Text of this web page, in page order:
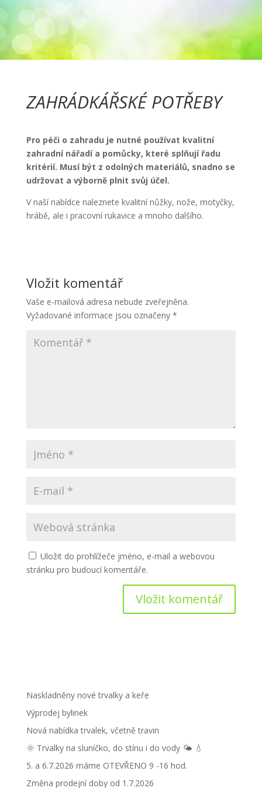
ZAHRÁDKÁŘSKÉ POTŘEBY
Pro péči o zahradu je nutné používat kvalitní
zahradní nářadí a pomůcky, které splňují řadu
kritérií. Musí být z odolných materiálů, snadno se
udržovat a výborně plnit svůj účel.
V naší nabídce naleznete kvalitní nůžky, nože, motyčky,
hrábě, ale i pracovní rukavice a mnoho dalšího.
Vložit komentář
Vaše e-mailová adresa nebude zveřejněna.
Vyžadované informace jsou označeny *
Uložit do prohlížeče jméno, e-mail a webovou
stránku pro budoucí komentáře.
Naskladněny nové trvalky a keře
Výprodej bylinek
Nová nabídka trvalek, včetně travin
🌞 Trvalky na sluníčko, do stínu i do vody 🌤 💧
5. a 6.7.2026 máme OTEVŘENO 9 -16 hod.
Změna prodejní doby od 1.7.2026